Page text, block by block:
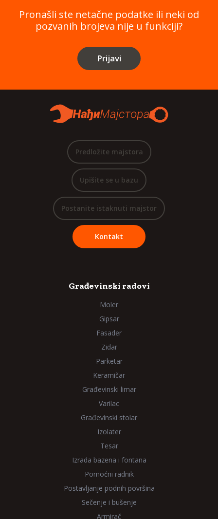
Pronašli ste netačne podatke ili neki od
pozvanih brojeva nije u funkciji?
Prijavi
Predložite majstora
Upišite se u bazu
Postanite istaknuti majstor
Kontakt
Građevinski radovi
Moler
Gipsar
Fasader
Zidar
Parketar
Keramičar
Građevinski limar
Varilac
Građevinski stolar
Izolater
Tesar
Izrada bazena i fontana
Pomoćni radnik
Postavljanje podnih površina
Sečenje i bušenje
Armirač